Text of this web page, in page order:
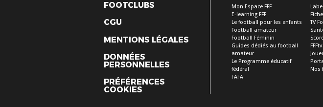
FOOTCLUBS
CGU
MENTIONS LÉGALES
DONNÉES
PERSONNELLES
PRÉFÉRENCES
COOKIES
Mon Espace FFF
E-learning FFF
Le football pour les enfants
Football amateur
Football Féminin
Guides dédiés au football
amateur
Le Programme éducatif
fédéral
FAFA
TV
FFFtv
Nos